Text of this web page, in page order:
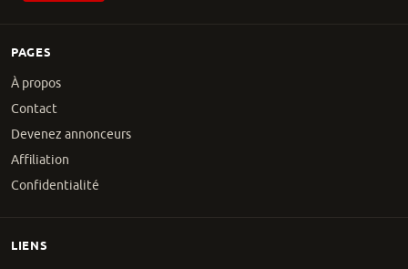
PAGES
À propos
Contact
Devenez annonceurs
Affiliation
Confidentialité
LIENS